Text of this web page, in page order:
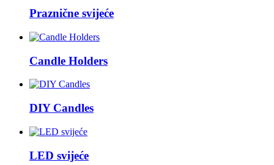
Praznične svijeće
Candle Holders
DIY Candles
LED svijeće